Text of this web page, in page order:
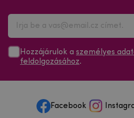
Hozzájárulok a személyes
feldolgozásához.
Facebook